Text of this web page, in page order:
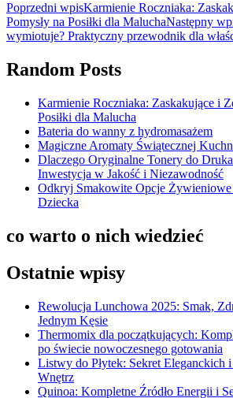
Poprzedni wpisKarmienie Roczniaka:
Pomysły na Posiłki dla MaluchaNastępny
wymiotuje? Praktyczny przewodnik dla
Random Posts
Karmienie Roczniaka: Zaskakujące i
Posiłki dla Malucha
Bateria do wanny z hydromasażem
Magiczne Aromaty Świątecznej
Dlaczego Oryginalne Tonery do
Inwestycja w Jakość i Niezawodność
Odkryj Smakowite Opcje Żywieniowe
Dziecka
co warto o nich wiedzieć
Ostatnie wpisy
Rewolucja Lunchowa 2025: Smak,
Jednym Kęsie
Thermomix dla początkujących:
po świecie nowoczesnego gotowania
Listwy do Płytek: Sekret Eleganckich
Wnętrz
Quinoa: Kompletne Źródło Energii i